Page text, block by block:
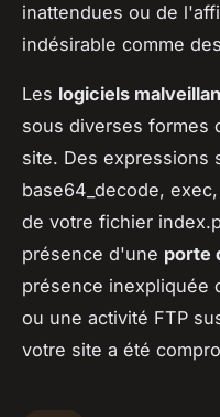
inattendues ou de
indésirable comme
Les logiciels
sous diverses formes
site. Des expressions
base64_decode,
de votre fichier
présence d'une porte
présence inexpliquée
ou une activité FTP
votre site a été